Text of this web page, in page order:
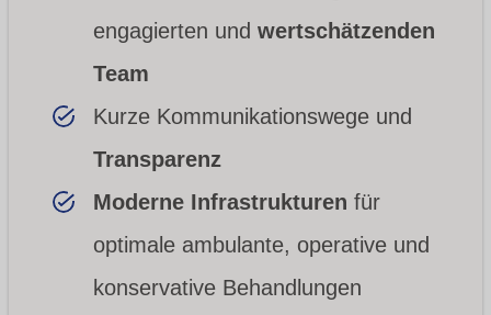
engagierten und wertschätzenden
Team
Kurze Kommunikationswege und
Transparenz
Moderne Infrastrukturen für
optimale ambulante, operative und
konservative Behandlungen